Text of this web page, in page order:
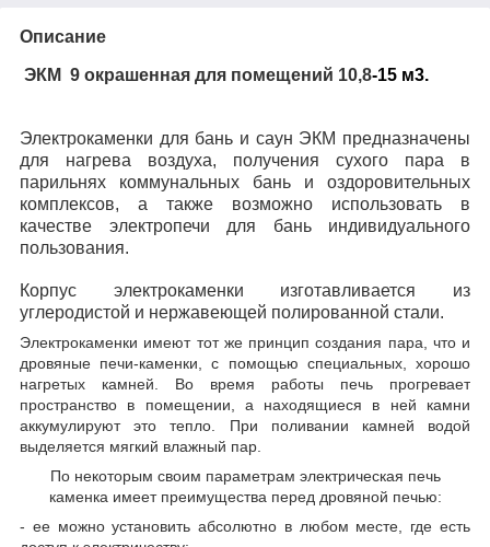
Описание
ЭКМ 9 окрашенная для помещений 10,8-15 м3.
Электрокаменки для бань и саун ЭКМ предназначены
для нагрева воздуха, получения сухого пара в
парильнях коммунальных бань и оздоровительных
комплексов, а также возможно использовать в
качестве электропечи для бань индивидуального
пользования.
Корпус электрокаменки изготавливается из
углеродистой и нержавеющей полированной стали.
Электрокаменки имеют тот же принцип создания пара, что и
дровяные печи-каменки, с помощью специальных, хорошо
нагретых камней. Во время работы печь прогревает
пространство в помещении, а находящиеся в ней камни
аккумулируют это тепло. При поливании камней водой
выделяется мягкий влажный пар.
По некоторым своим параметрам электрическая печь
каменка имеет преимущества перед дровяной печью:
- ее можно установить абсолютно в любом месте, где есть